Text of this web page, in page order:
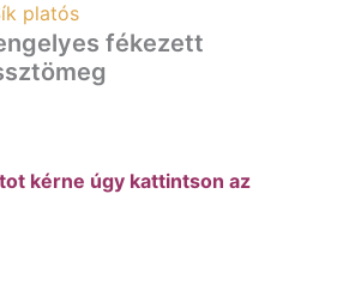
platós
fékezett
kérne úgy kattintson az